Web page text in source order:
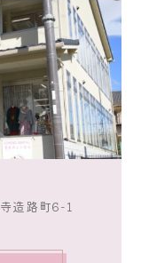
造路町6-1